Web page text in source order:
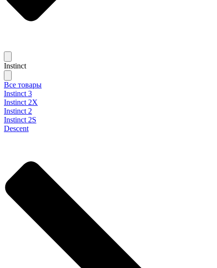
Instinct
Все товары
Instinct 3
Instinct 2X
Instinct 2
Instinct 2S
Descent